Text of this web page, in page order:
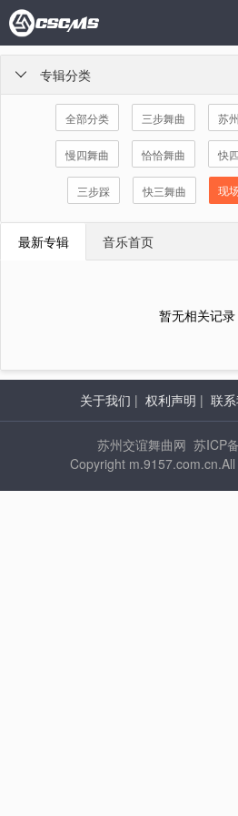
专辑分类

全部分类 三步舞曲 苏
慢四舞曲 恰恰舞曲 快
三步踩 快三舞曲 现
最新专辑 音乐首页
暂无相关记录
关于我们 | 权利声明 | 联
苏州交谊舞曲网 苏ICP
Copyright